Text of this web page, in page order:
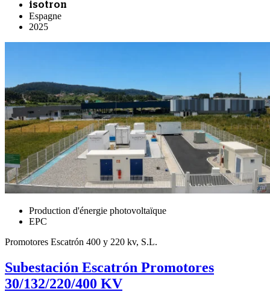
isotron
Espagne
2025
Production d'énergie photovoltaïque
EPC
Promotores Escatrón 400 y 220 kv, S.L.
Subestación Escatrón Promotores
30/132/220/400 KV